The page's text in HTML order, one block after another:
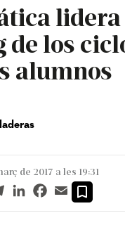
lidera
los
alumnos
de 2017 a les 19:31
TelegramLinkedInFacebook
Email